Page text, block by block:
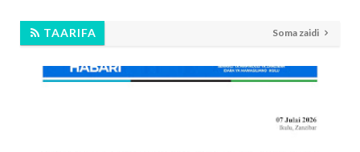
TAARIFA Soma zaidi